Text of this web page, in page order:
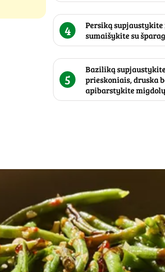
4
Persiką
sumaišykite su
5
Baziliką
prieskoniais, druska
apibarstykite